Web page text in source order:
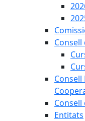
Entitats